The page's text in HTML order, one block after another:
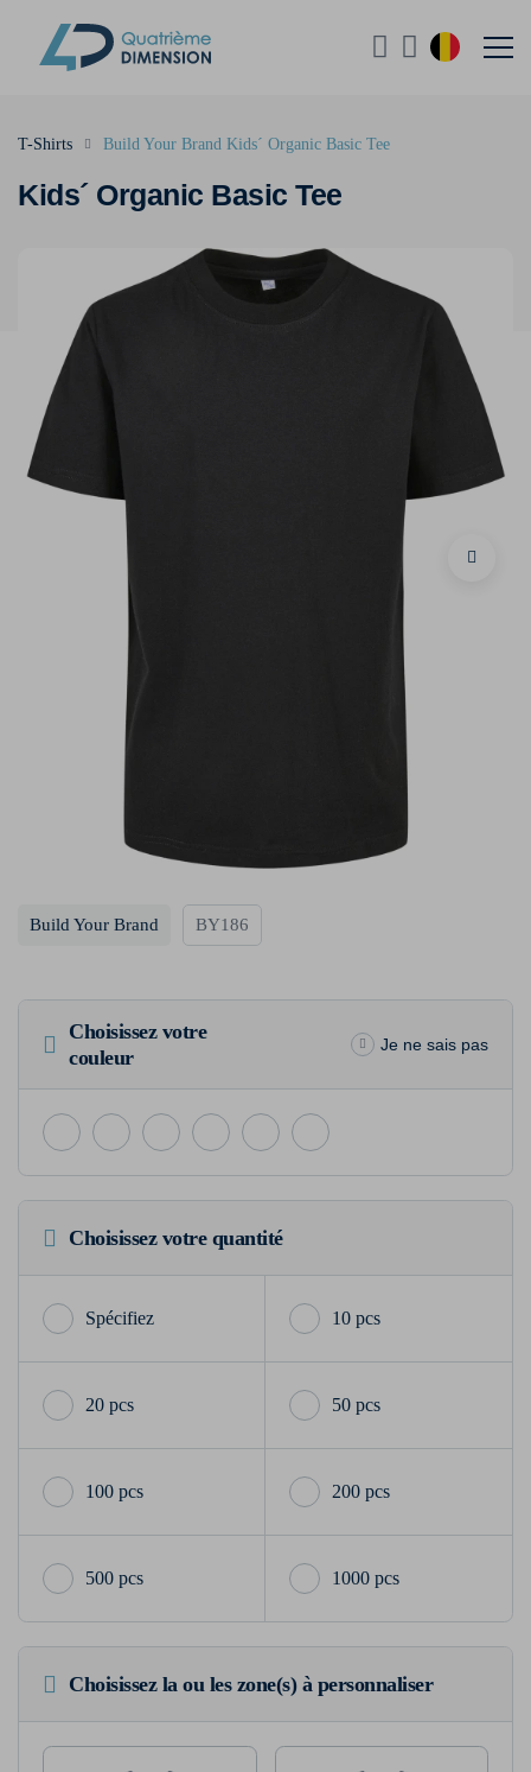
Kids´ Organic Basic Tee
T-Shirts Build Your Brand Kids´ Organic Basic Tee
Build Your Brand BY186
Choisissez votre
couleur
Je ne sais pas
Choisissez votre quantité
10 pcs
20 pcs 50 pcs
100 pcs 200 pcs
500 pcs 1000 pcs
Choisissez la ou les zone(s) à personnaliser